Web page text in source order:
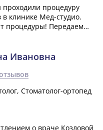
процедуру
в клинике Мед-студио.
процедуры! Передаем
Ивановна
Стоматолог-ортопед
о враче Козловой